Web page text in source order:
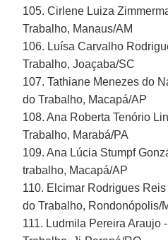
105. Cirlene Luiza
Trabalho, Manaus/AM
106. Luísa Carvalho
Trabalho, Joaçaba/SC
107. Tathiane Menezes do
do Trabalho, Macapá/AP
108. Ana Roberta Tenório
Trabalho, Marabá/PA
109. Ana Lúcia Stumpf
trabalho, Macapá/AP
110. Elcimar Rodrigues
do Trabalho, Rondonópolis/
111. Ludmila Pereira Araujo